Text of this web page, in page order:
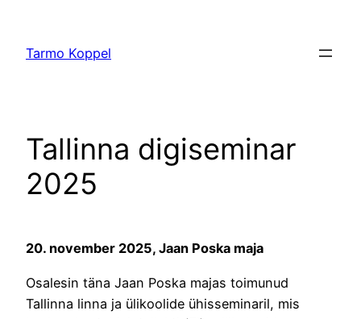
content
Tarmo Koppel
Tallinna digiseminar
2025
20. november 2025, Jaan Poska maja
Osalesin täna Jaan Poska majas toimunud
Tallinna linna ja ülikoolide ühisseminaril, mis